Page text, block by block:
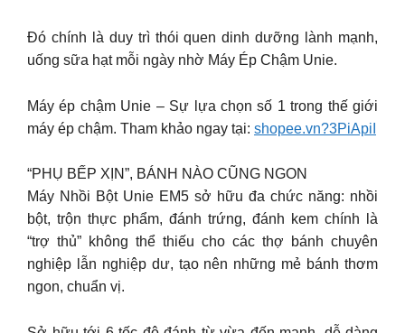
Đó chính là duy trì thói quen dinh dưỡng lành mạnh,
uống sữa hạt mỗi ngày nhờ Máy Ép Chậm Unie.
Máy ép chậm Unie – Sự lựa chọn số 1 trong thế giới
máy ép chậm. Tham khảo ngay tại: shopee.vn?3PiApiI
“PHỤ BẾP XỊN”, BÁNH NÀO CŨNG NGON
Máy Nhồi Bột Unie EM5 sở hữu đa chức năng: nhồi
bột, trộn thực phẩm, đánh trứng, đánh kem chính là
“trợ thủ” không thể thiếu cho các thợ bánh chuyên
nghiệp lẫn nghiệp dư, tạo nên những mẻ bánh thơm
ngon, chuẩn vị.